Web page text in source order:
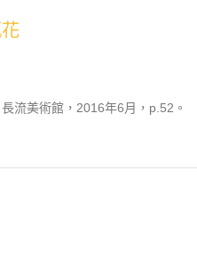
流美術館，2016年6月，p.52。